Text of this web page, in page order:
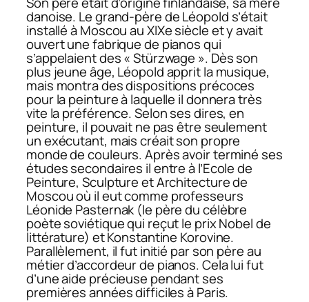
danoise. Le grand-père de Léopold s’était
installé à Moscou au XIXe siècle et y avait
ouvert une fabrique de pianos qui
s’appelaient des « Stürzwage ». Dès son
plus jeune âge, Léopold apprit la musique,
mais montra des dispositions précoces
pour la peinture à laquelle il donnera très
vite la préférence. Selon ses dires, en
peinture, il pouvait ne pas être seulement
un exécutant, mais créait son propre
monde de couleurs. Après avoir terminé ses
études secondaires il entre à l’Ecole de
Peinture, Sculpture et Architecture de
Moscou où il eut comme professeurs
Léonide Pasternak (le père du célèbre
poète soviétique qui reçut le prix Nobel de
littérature) et Konstantine Korovine.
Parallèlement, il fut initié par son père au
métier d’accordeur de pianos. Cela lui fut
d’une aide précieuse pendant ses
premières années difficiles à Paris.